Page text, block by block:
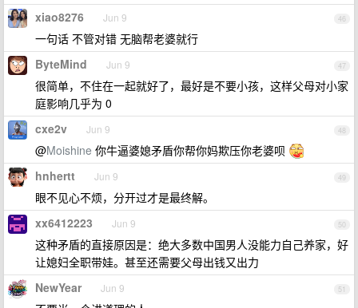
46
xiao8276 Jun 9
一句话 不管对错 无脑帮老婆就行
47
ByteMind Jun 9
很简单，不住在一起就好了，最好是不要小孩，这样父母对小家
庭影响几乎为 0
48
cxe2v Jun 9
@Moishine 你牛逼婆媳矛盾你帮你妈欺压你老婆呗
49
hnhertt Jun 9
眼不见心不烦，分开过才是最终解。
50
xx6412223 Jun 9
这种矛盾的直接原因是：绝大多数中国男人没能力自己养家，好
让媳妇全职带娃。甚至还需要父母出钱又出力
51
NewYear Jun 9